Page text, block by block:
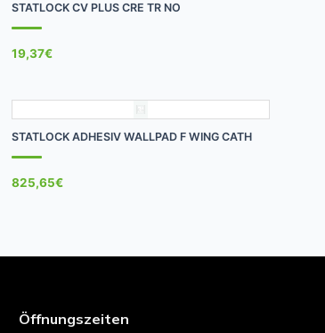
STATLOCK CV PLUS CRE TR NO
19,37€
STATLOCK ADHESIV WALLPAD F WING CATH
825,65€
Öffnungszeiten